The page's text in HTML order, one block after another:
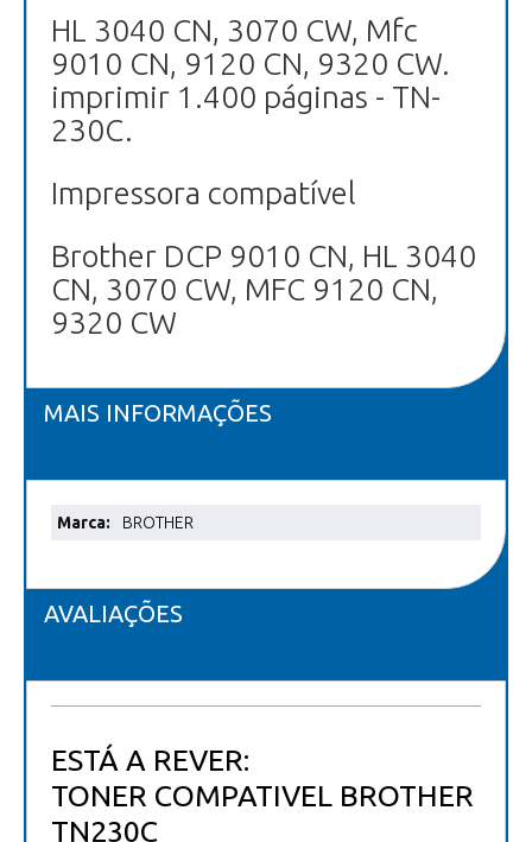
HL 3040 CN, 3070 CW, Mfc
9010 CN, 9120 CN, 9320 CW.
imprimir 1.400 páginas - TN-
230C.
Impressora compatível
Brother DCP 9010 CN, HL 3040
CN, 3070 CW, MFC 9120 CN,
9320 CW
MAIS INFORMAÇÕES
Mais
BROTHER
AVALIAÇÕES
ESTÁ A REVER:
TONER COMPATIVEL BROTHER
TN230C